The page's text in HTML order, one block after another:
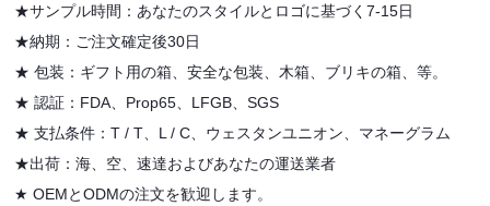
★サンプル時間：あなたのスタイルとロゴに基づく7-15日
★納期：ご注文確定後30日
★包装：ギフト用の箱、安全な包装、木箱、ブリキの箱、等。
★認証：FDA、Prop65、LFGB、SGS
★支払条件：T / T、L / C、ウェスタンユニオン、マネーグラム
★出荷：海、空、速達およびあなたの運送業者
★OEMとODMの注文を歓迎します。